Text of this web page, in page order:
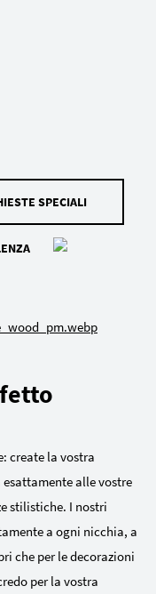
SPECIALI
create la vostra
alle vostre
stilistiche. I nostri
a ogni nicchia, a
che per le decorazioni
per la vostra